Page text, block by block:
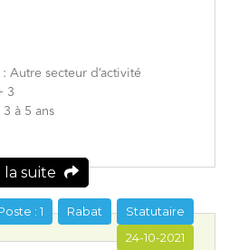
Autre secteur d’activité
3
à 5 ans
la suite
Statutaire
Rabat
: 1
24-10-2021